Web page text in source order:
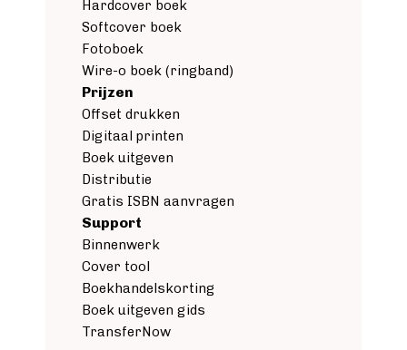
Hardcover boek
Softcover boek
Fotoboek
Wire-o boek (ringband)
Prijzen
Offset drukken
Digitaal printen
Boek uitgeven
Distributie
Gratis ISBN aanvragen
Support
Binnenwerk
Cover tool
Boekhandelskorting
Boek uitgeven gids
TransferNow